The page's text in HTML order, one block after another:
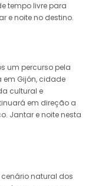
tempo livre para
e noite no destino.
um percurso pela
Gijón, cidade
cultural e
em direção a
Jantar e noite nesta
natural dos